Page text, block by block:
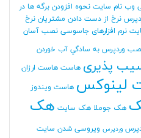
وب نام سایت نحوه افزودن برگه ها در
نرخ از دست دادن مشتریان نرخ
نرم افزارهای جاسوسی نصب آسان
وردپرس به سادگي آب خوردن
پذیری هاست هاست ارزان
لینوکس هاست ویندوز
هک جوملا هک سایت هک
وردپرس ویروسی شدن سایت